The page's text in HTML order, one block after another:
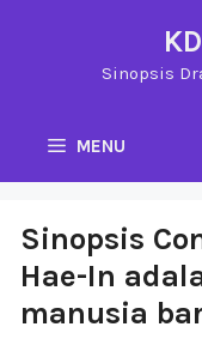
Sinopsis
MENU
Sinopsis
Hae-In
manusia